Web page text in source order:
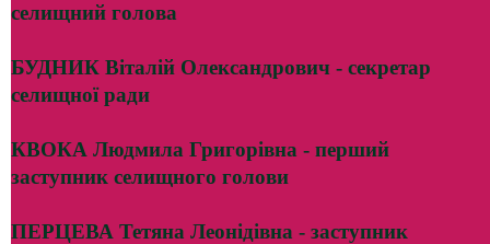
селищний голова
БУДНИК Віталій Олександрович - секретар
селищної ради
КВОКА Людмила Григорівна - перший
заступник селищного голови
ПЕРЦЕВА Тетяна Леонідівна - заступник